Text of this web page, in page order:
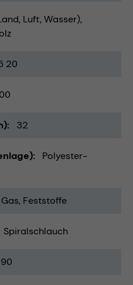
Luft, Wasser)
20
32
Polyester-
Feststoffe
Spiralschlauch
90